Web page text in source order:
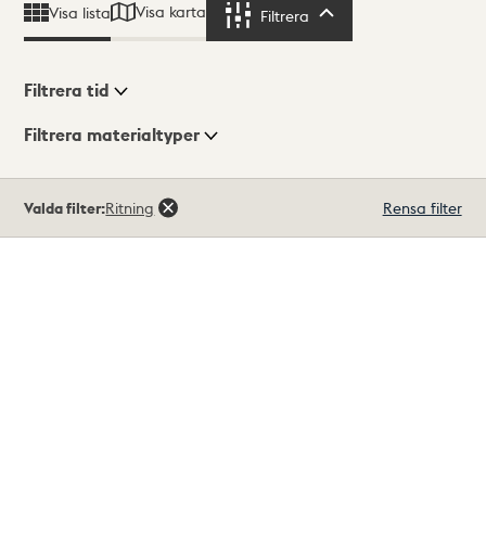
Visa lista Visa karta Filtrera
Visningsläge
Filtrera tid
Filtrera materialtyper
träffar
Valda filter:Ritning Rensa filter